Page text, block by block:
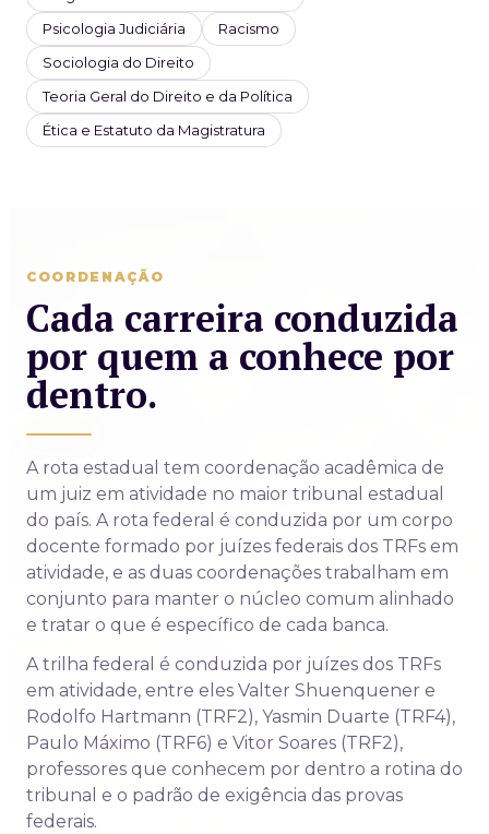
Psicologia Judiciária
Racismo
Sociologia do Direito
Teoria Geral do Direito e da Política
Ética e Estatuto da Magistratura
COORDENAÇÃO
Cada carreira conduzida
por quem a conhece por
dentro.
A rota estadual tem coordenação acadêmica de
um juiz em atividade no maior tribunal estadual
do país. A rota federal é conduzida por um corpo
docente formado por juízes federais dos TRFs em
atividade, e as duas coordenações trabalham em
conjunto para manter o núcleo comum alinhado
e tratar o que é específico de cada banca.
A trilha federal é conduzida por juízes dos TRFs
em atividade, entre eles Valter Shuenquener e
Rodolfo Hartmann (TRF2), Yasmin Duarte (TRF4),
Paulo Máximo (TRF6) e Vitor Soares (TRF2),
professores que conhecem por dentro a rotina do
tribunal e o padrão de exigência das provas
federais.